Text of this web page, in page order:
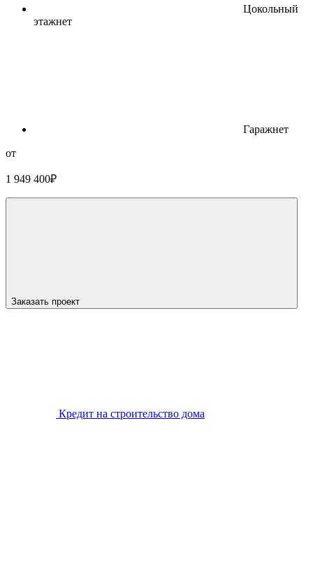
Цокольный
этажнет
Гаражнет
от
1 949 400₽
Заказать проект
Кредит на строительство дома